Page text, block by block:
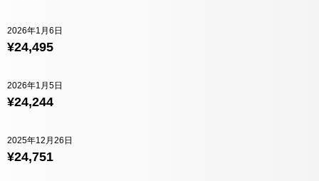
¥24,495
2026年1月6日
¥24,244
2026年1月5日
¥24,751
2025年12月26日